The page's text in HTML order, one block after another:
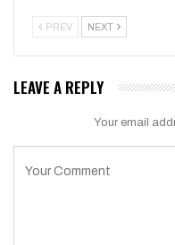
PREV NEXT
LEAVE A REPLY
Your email